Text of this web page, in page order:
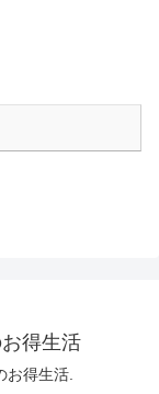
得生活
得生活.